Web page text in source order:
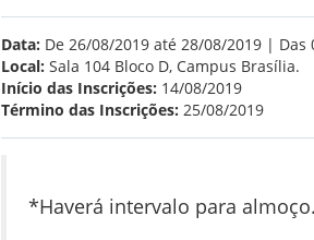
Data: De 26/08/2019 até 28/08/2019 | Das
Local: Sala 104 Bloco D, Campus Brasília.
Início das Inscrições: 14/08/2019
Término das Inscrições: 25/08/2019
*Haverá intervalo para